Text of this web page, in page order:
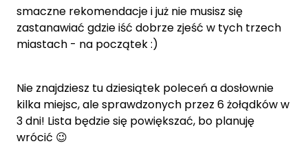
smaczne rekomendacje i już nie musisz się
zastanawiać gdzie iść dobrze zjeść w tych trzech
miastach - na początek :)
Nie znajdziesz tu dziesiątek poleceń a dosłownie
kilka miejsc, ale sprawdzonych przez 6 żołądków w
3 dni! Lista będzie się powiększać, bo planuję
wrócić 😉